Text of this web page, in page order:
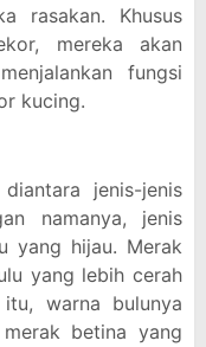
rasakan. Khusus
mereka akan
fungsi
kucing.
jenis-jenis
namanya, jenis
yang hijau. Merak
yang lebih cerah
warna bulunya
betina yang